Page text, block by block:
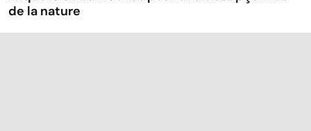
de la nature